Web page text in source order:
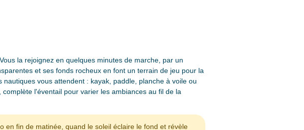
la rejoignez en quelques minutes de marche, par un
et ses fonds rocheux en font un terrain de jeu pour la
vous attendent : kayak, paddle, planche à voile ou
l'éventail pour varier les ambiances au fil de la
en fin de matinée, quand le soleil éclaire le fond et révèle